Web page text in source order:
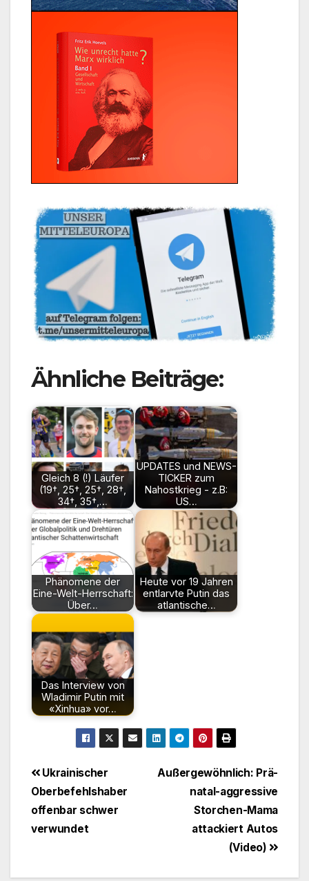
Ähnliche Beiträge:
Gleich 8 (!) Läufer
(19†, 25†, 25†, 28†,
34†, 35†,…
UPDATES und NEWS-
TICKER zum
Nahostkrieg - z.B:
US…
Phänomene der
Eine-Welt-Herrschaft:
Über…
Heute vor 19 Jahren
entlarvte Putin das
atlantische…
Das Interview von
Wladimir Putin mit
«Xinhua» vor…
Beitragsnavigation
Außergewöhnlich: Prä-
natal-aggressive
Storchen-Mama
attackiert Autos
(Video)
Ukrainischer
Oberbefehlshaber
offenbar schwer
verwundet